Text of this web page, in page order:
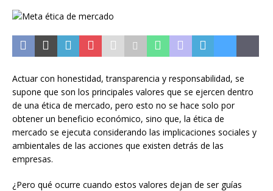
Actuar con honestidad, transparencia y responsabilidad, se
supone que son los principales valores que se ejercen dentro
de una ética de mercado, pero esto no se hace solo por
obtener un beneficio económico, sino que, la ética de
mercado se ejecuta considerando las implicaciones sociales y
ambientales de las acciones que existen detrás de las
empresas.
¿Pero qué ocurre cuando estos valores dejan de ser guías